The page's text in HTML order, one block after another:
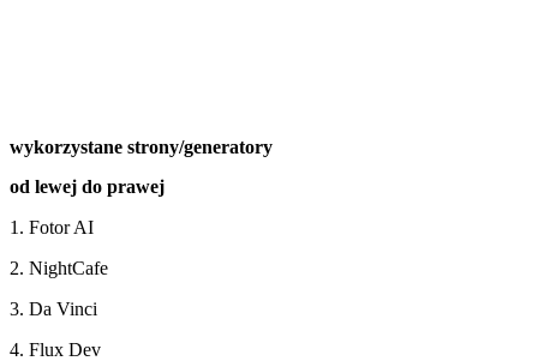
wykorzystane strony/generatory
od lewej do prawej
1. Fotor AI
2. NightCafe
3. Da Vinci
4. Flux Dev